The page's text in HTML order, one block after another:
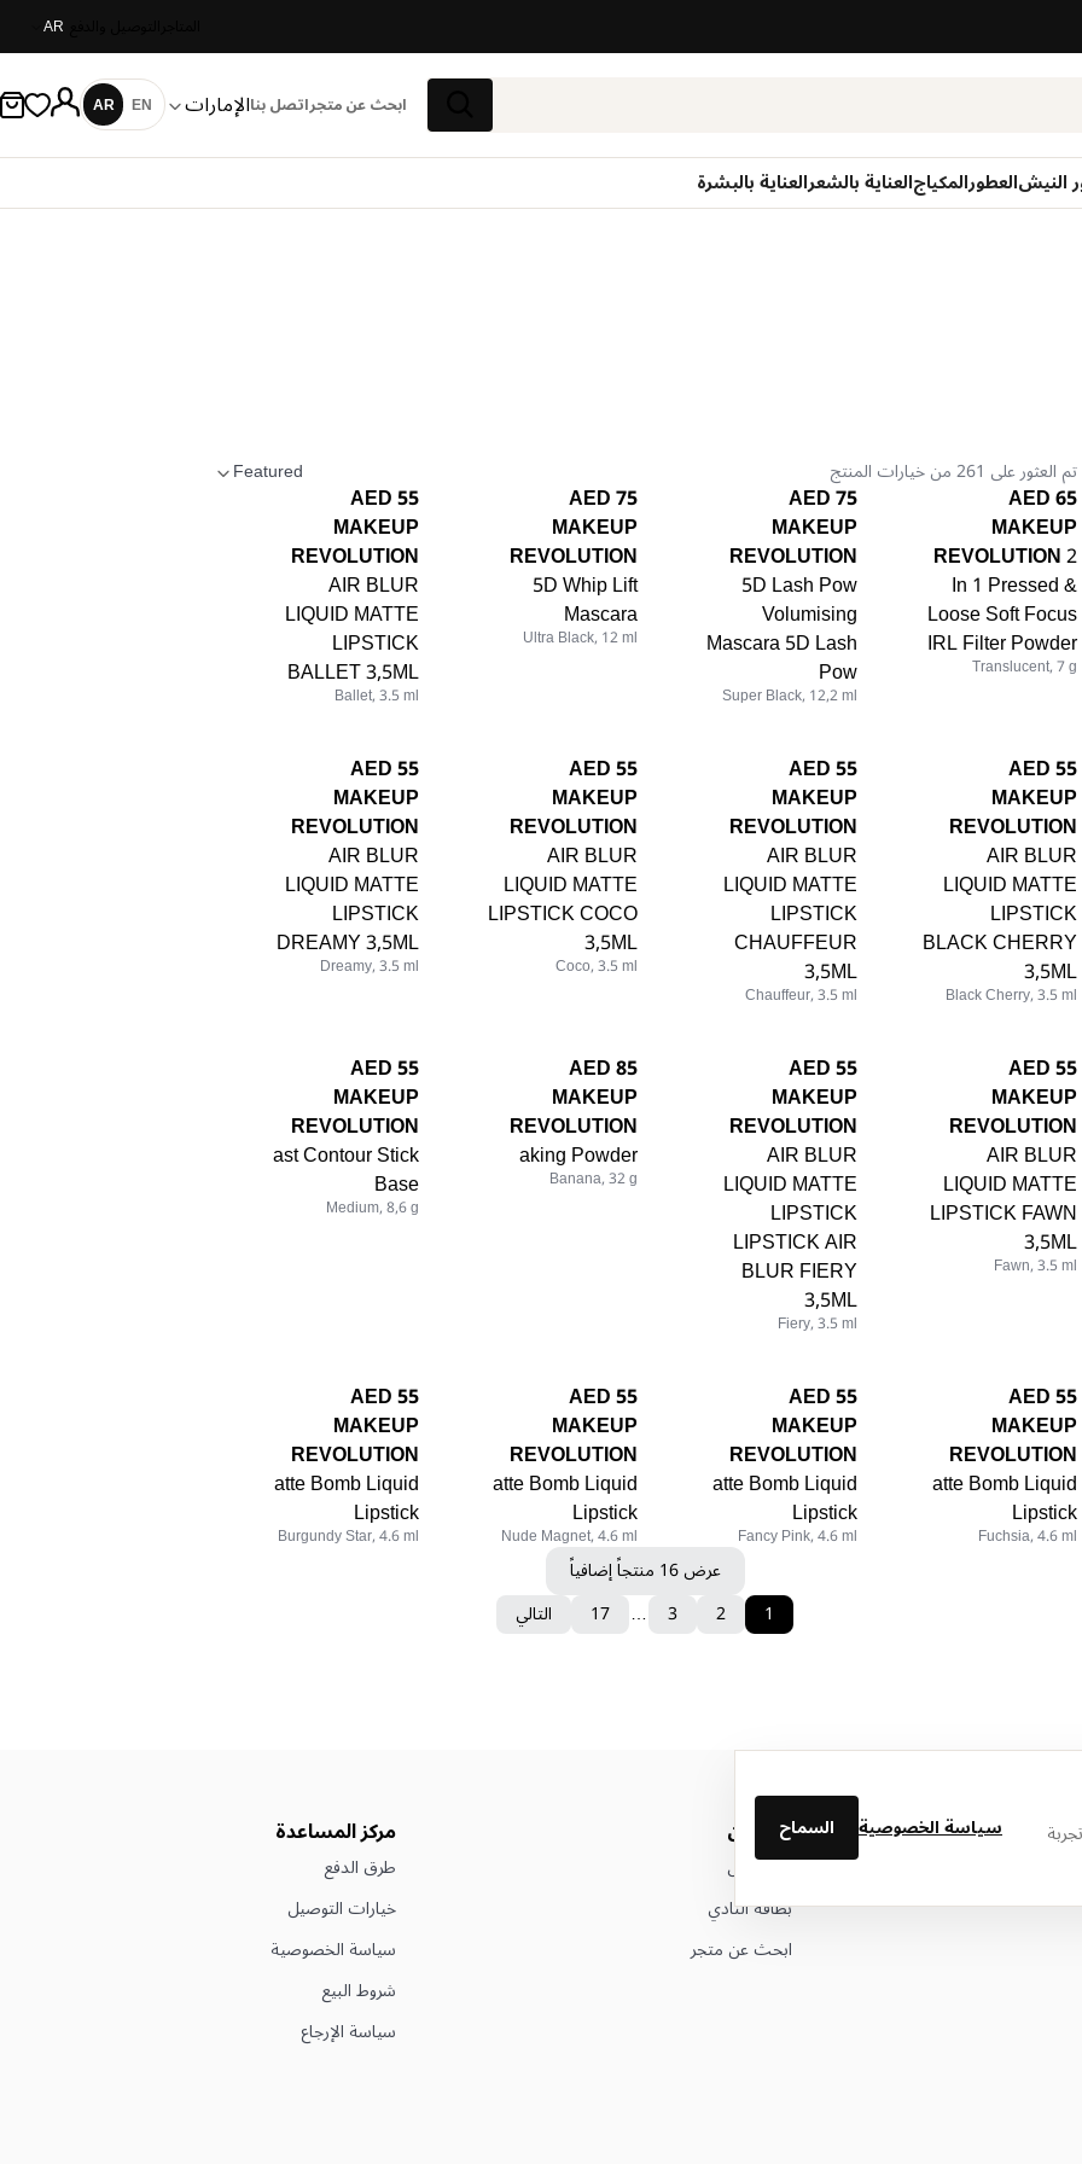
AR
بحث
ابحث عن متجراتصل بناالإمارات اللغة
EN
AR
النيشالعطورالمكياجالعناية بالشعرالعناية بالبشرة
تم العثور على 261 من خيارات المنتج Featured
65 AED
MAKEUP
REVOLUTION2
In 1 Pressed &
Loose Soft Focus
IRL Filter Powder
Translucent, 7 g
75 AED
MAKEUP
REVOLUTION
5D Lash Pow
Volumising
Mascara 5D Lash
Pow
Super Black, 12,2 ml
75 AED
MAKEUP
REVOLUTION
5D Whip Lift
Mascara
Ultra Black, 12 ml
55 AED
MAKEUP
REVOLUTION
AIR BLUR
LIQUID MATTE
LIPSTICK
BALLET 3,5ML
Ballet, 3.5 ml
55 AED
MAKEUP
REVOLUTION
AIR BLUR
LIQUID MATTE
LIPSTICK
BLACK CHERRY
3,5ML
Black Cherry, 3.5 ml
55 AED
MAKEUP
REVOLUTION
AIR BLUR
LIQUID MATTE
LIPSTICK
CHAUFFEUR
3,5ML
Chauffeur, 3.5 ml
55 AED
MAKEUP
REVOLUTION
AIR BLUR
LIQUID MATTE
LIPSTICK COCO
3,5ML
Coco, 3.5 ml
55 AED
MAKEUP
REVOLUTION
AIR BLUR
LIQUID MATTE
LIPSTICK
DREAMY 3,5ML
Dreamy, 3.5 ml
55 AED
MAKEUP
REVOLUTION
AIR BLUR
LIQUID MATTE
LIPSTICK FAWN
3,5ML
Fawn, 3.5 ml
55 AED
MAKEUP
REVOLUTION
AIR BLUR
LIQUID MATTE
LIPSTICK
LIPSTICK AIR
BLUR FIERY
3,5ML
Fiery, 3.5 ml
85 AED
MAKEUP
REVOLUTION
aking Powder
Banana, 32 g
55 AED
MAKEUP
REVOLUTION
ast Contour Stick
Base
Medium, 8,6 g
55 AED
MAKEUP
REVOLUTION
atte Bomb Liquid
Lipstick
Fuchsia, 4.6 ml
55 AED
MAKEUP
REVOLUTION
atte Bomb Liquid
Lipstick
Fancy Pink, 4.6 ml
55 AED
MAKEUP
REVOLUTION
atte Bomb Liquid
Lipstick
Nude Magnet, 4.6 ml
55 AED
MAKEUP
REVOLUTION
atte Bomb Liquid
Lipstick
Burgundy Star, 4.6 ml
عرض 16 منتجاً إضافياً
1
2
3
…
17 التالي
سياسة الخصوصية السماحمن نحن
عن ليتوال
بطاقة النادي
ابحث عن متجر
مركز المساعدة
طرق الدفع
خيارات التوصيل
سياسة الخصوصية
شروط البيع
سياسة الإرجاع